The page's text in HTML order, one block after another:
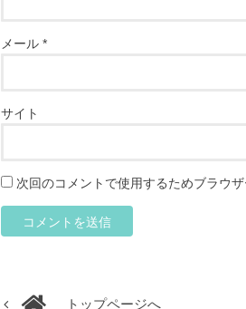
メール *
サイト
次回のコメントで使用するためブラウ
トップページへ